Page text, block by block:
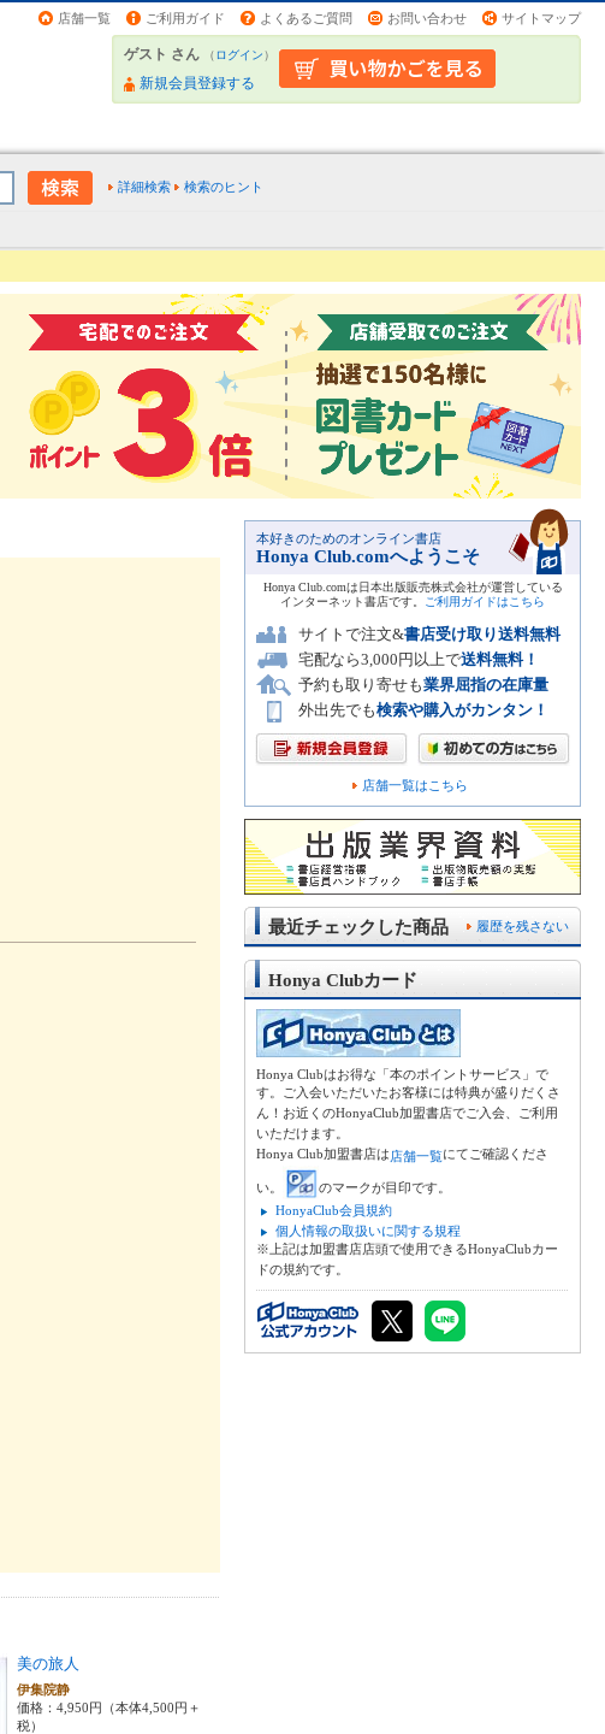
店舗一覧 ご利用ガイド よくあるご質問 お問い合わせ サイトマップ
ゲスト さん （ログイン）
新規会員登録する
詳細検索 検索のヒント
美の旅人
伊集院静
価格：4,950円（本体4,500円＋
税）
本好きのためのオンライン書店
Honya Club.comへようこそ
Honya Club.comは日本出版販売株式会社が運営している
インターネット書店です。
ご利用ガイドはこちら
サイトで注文&書店受け取り送料無料
宅配なら3,000円以上で送料無料！
予約も取り寄せも業界屈指の在庫量
外出先でも検索や購入がカンタン！
店舗一覧はこちら
履歴を残さない
最近チェックした商品
Honya Clubカード
Honya Clubはお得な「本のポイントサービス」で
す。ご入会いただいたお客様には特典が盛りだくさ
ん！お近くのHonyaClub加盟書店でご入会、ご利用
いただけます。
Honya Club加盟書店は店舗一覧にてご確認くださ
い。
のマークが目印です。
HonyaClub会員規約
個人情報の取扱いに関する規程
※上記は加盟書店店頭で使用できるHonyaClubカー
ドの規約です。